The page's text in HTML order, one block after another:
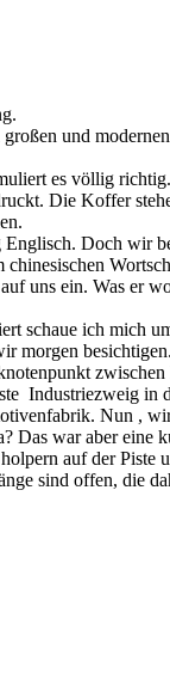
und
es völlig
Die Koffer
Doch wir
uns ein. Was er
schaue ich mich
Industriezweig
Nun ,
Das war aber
auf der
sind offen, die